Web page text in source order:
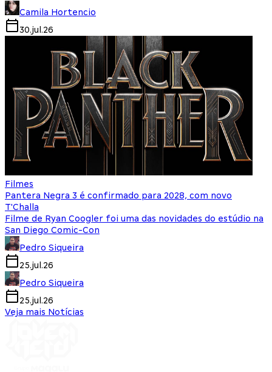
Camila Hortencio
30.jul.26
Filmes
Pantera Negra 3 é confirmado para 2028, com novo
T'Challa
Filme de Ryan Coogler foi uma das novidades do estúdio na
San Diego Comic-Con
Pedro Siqueira
25.jul.26
Pedro Siqueira
25.jul.26
Veja mais Notícias